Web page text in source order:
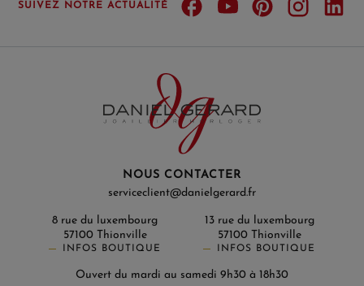
SUIVEZ NOTRE ACTUALITÉ
NOUS CONTACTER
serviceclient@danielgerard.fr
8 rue du luxembourg
57100 Thionville
INFOS BOUTIQUE
13 rue du luxembourg
57100 Thionville
INFOS BOUTIQUE
Ouvert du mardi au samedi 9h30 à 18h30